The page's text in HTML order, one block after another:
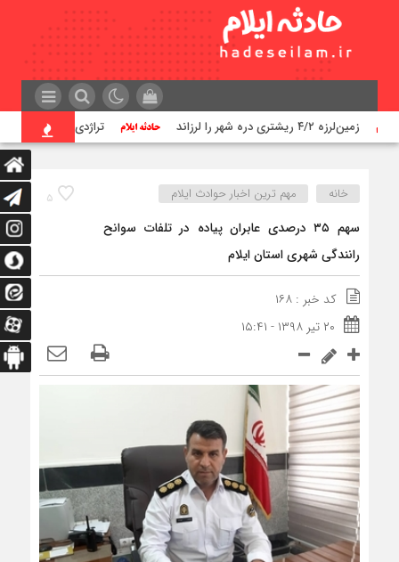
زمین‌لرزه ۴/۲ ریشتری دره شهر را لرزاند تراژدی آب‌های
۵ خانه مهم ترین اخبار حوادث ایلام
سهم ۳۵ درصدي عابران پياده در تلفات سوانح
رانندگي شهري استان ایلام
کد خبر : ۱۶۸
۲۰ تیر ۱۳۹۸ - ۱۵:۴۱